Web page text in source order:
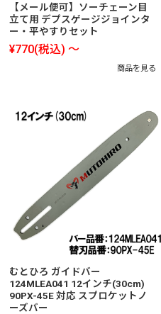
【メール便可】ソーチェーン目
立て用 デプスゲージジョインタ
ー・平やすりセット
¥770(税込) ～
商品を見る
むとひろ ガイドバー
124MLEA041 12インチ(30cm)
90PX-45E 対応 スプロケットノ
ーズバー